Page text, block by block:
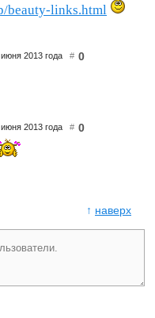
beauty-links.html
2013 года # 0
2013 года # 0
↑ наверх